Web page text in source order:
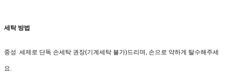
세탁 방법
중성 세제로 단독 손세탁 권장(기계세탁 불가)드리며, 손으로 약하게 탈수해주세
요.